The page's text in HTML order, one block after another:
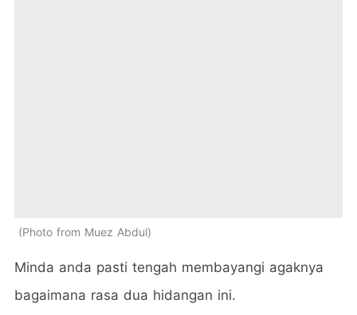
Photo from Muez Abdul
Minda anda pasti tengah membayangi agaknya
bagaimana rasa dua hidangan ini.